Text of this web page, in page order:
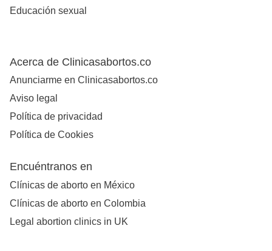
Educación sexual
Acerca de Clinicasabortos.co
Anunciarme en Clinicasabortos.co
Aviso legal
Política de privacidad
Política de Cookies
Encuéntranos en
Clínicas de aborto en México
Clínicas de aborto en Colombia
Legal abortion clinics in UK